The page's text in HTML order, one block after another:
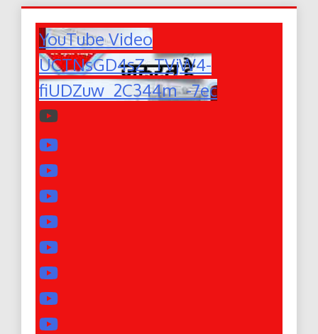
YouTube Video
UCTNsGD4sZ_TVjW4-
fiUDZuw_2C344m_-7ec